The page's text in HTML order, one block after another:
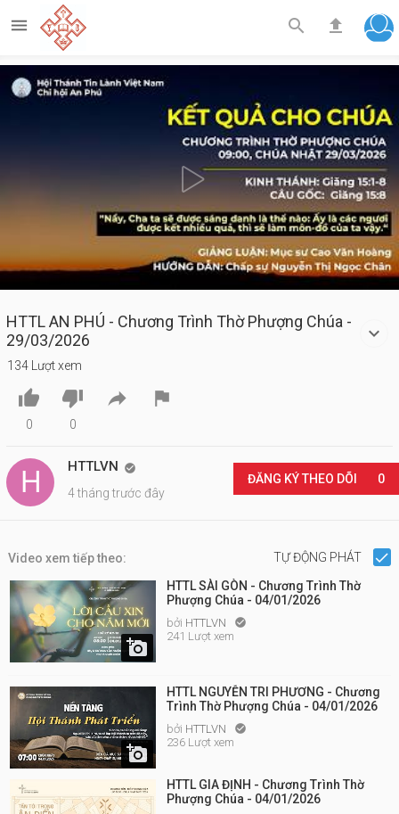
  
Play
Video
HTTL AN PHÚ - Chương Trình Thờ Phượng Chúa -
29/03/2026
134 Lượt xem

0

0
 
HTTLVN 
4 tháng trước đây
ĐĂNG KÝ THEO DÕI 0
Video xem tiếp theo: TỰ ĐỘNG PHÁT

HTTL SÀI GÒN - Chương Trình Thờ
Phượng Chúa - 04/01/2026
bởi HTTLVN 
241 Lượt xem

HTTL NGUYỄN TRI PHƯƠNG - Chương
Trình Thờ Phượng Chúa - 04/01/2026
bởi HTTLVN 
236 Lượt xem
HTTL GIA ĐỊNH - Chương Trình Thờ
Phượng Chúa - 04/01/2026